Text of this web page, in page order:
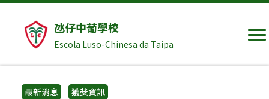
氹仔中葡學校
Escola Luso-Chinesa da Taipa
最新消息 獲獎資訊